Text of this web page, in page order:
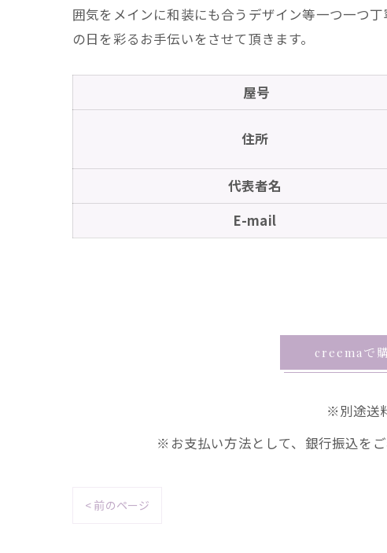
囲気をメインに和装にも合うデザイン等一つ一つ
の日を彩るお手伝いをさせて頂きます。
屋号
住所
代表者名
E-mail
creemaで
※別途送
※お支払い方法として、銀行振込を
< 前のページ